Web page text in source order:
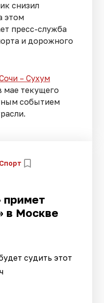
снизил
этом
пресс-служба
и дорожного
– Сухум
мае текущего
событием
Спорт
примет
в Москве
судить этот